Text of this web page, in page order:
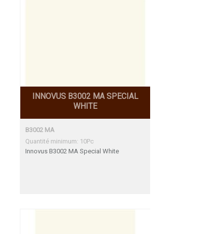
INNOVUS B3002 MA SPECIAL
WHITE
B3002 MA
Quantité minimum: 10Pc
Innovus B3002 MA Special White